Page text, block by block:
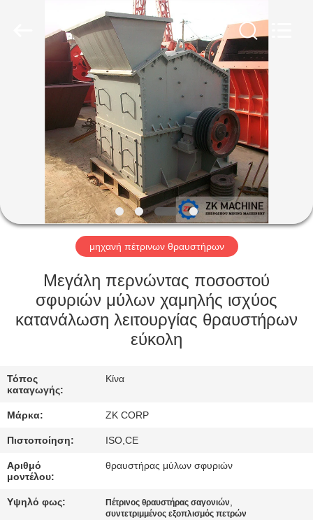
ΣΠΊΤΙ
ΠΡΟΪΌΝΤΑ
ΒΊΝΤΕΟ
VR
ΠΑΡΟΥΣΙΆΣΤΕ
ΠΕΡΊΠΟΥ
ΕΜΕΊΣ
ΠΟΙΟΤΙΚΌΣ
ΈΛΕΓΧΟΣ
ΜΑΣ
ΕΛΆΤΕ
μηχανή πέτρινων θραυστήρων
Μεγάλη περνώντας ποσοστού
σφυριών μύλων χαμηλής ισχύος
κατανάλωση λειτουργίας θραυστήρων
εύκολη
Τόπος
καταγωγής:
Κίνα
Μάρκα: ZK CORP
Πιστοποίηση: ISO,CE
Αριθμό
μοντέλου:
θραυστήρας μύλων σφυριών
Υψηλό φως: Πέτρινος θραυστήρας σαγονιών,
συντετριμμένος εξοπλισμός πετρών